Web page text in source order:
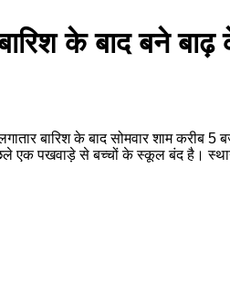
के बाद बने बाढ़
बारिश के बाद सोमवार शाम करीब 5
एक पखवाड़े से बच्चों के स्कूल बंद है।